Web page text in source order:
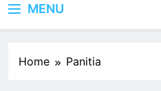
MENU
Home Panitia